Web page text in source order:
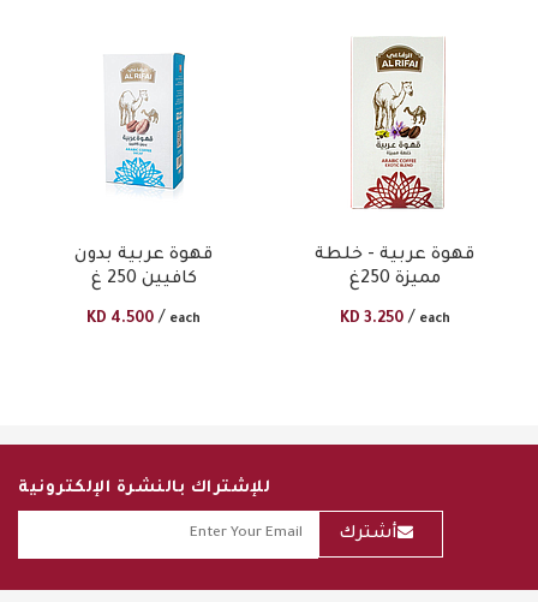
قهوة عربية بدون
كافيين 250 غ
KD 4.500 / each
قهوة عربية - خلطة
مميزة 250غ
KD 3.250 / each
للإشتراك بالنشرة الإلكترونية
أشترك